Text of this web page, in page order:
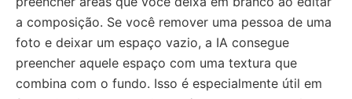
a composição. Se você remover uma pessoa de uma
foto e deixar um espaço vazio, a IA consegue
preencher aquele espaço com uma textura que
combina com o fundo. Isso é especialmente útil em